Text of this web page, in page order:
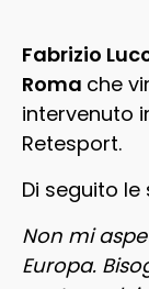
Fabrizio
Roma che
intervenuto
Retesport.
Di seguito le
Non mi
Europa.